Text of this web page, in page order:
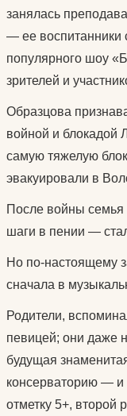
занялась
— ее воспитанники
популярного шоу
зрителей и
Образцова
войной и блокадой
самую тяжелую
эвакуировали в
После войны семья
шаги в пении —
Но по-настоящему
сначала в
Родители,
певицей; они даже
будущая
консерваторию — и
отметку 5+, второй